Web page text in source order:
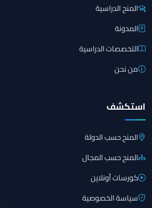
المنح الدراسية
المدونة
التخصصات الدراسية
من نحن
استكشف
المنح حسب الدولة
المنح حسب المجال
كورسات أونلاين
سياسة الخصوصية